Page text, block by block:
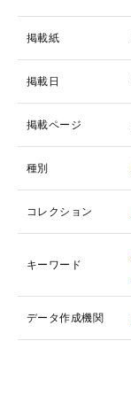
掲載紙
掲載日
掲載ページ
種別
コレクション
キーワード
データ作成機関